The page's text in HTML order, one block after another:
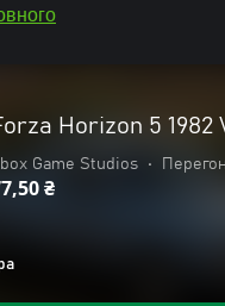
Horizon 5 1982
Game Studios •
₴